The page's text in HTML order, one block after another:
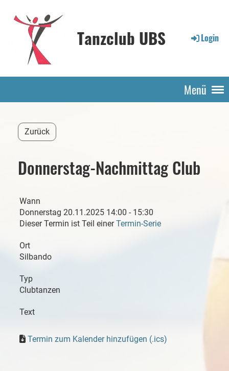
Tanzclub UBS Login
Menü
Zurück
Donnerstag-Nachmittag Club
Wann
Donnerstag 20.11.2025 14:00 - 15:30
Dieser Termin ist Teil einerTermin-Serie
Ort
Silbando
Typ
Clubtanzen
Text
Termin zum Kalender hinzufügen (.ics)